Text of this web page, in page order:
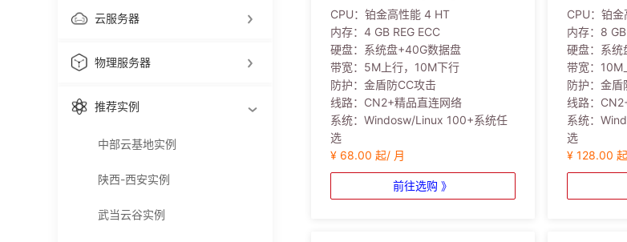
云服务器
物理服务器
推荐实例
中部云基地实例
陕西-西安实例
武当云谷实例
CPU： 铂金高性能 4 HT
内存： 4 GB REG ECC
硬盘： 系统盘+40G数据盘
带宽： 5M上行，10M下行
防护： 金盾防CC攻击
线路： CN2+精品直连网络
系统： Windosw/Linux 100+系统任
选
¥ 68.00 起/ 月
前往选购 》
CPU： 铂金
内存： 8
硬盘： 系统
带宽： 10M
防护： 金盾
线路：
系统：
选
¥ 128.00